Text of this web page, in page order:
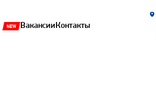
ВакансииКонтакты